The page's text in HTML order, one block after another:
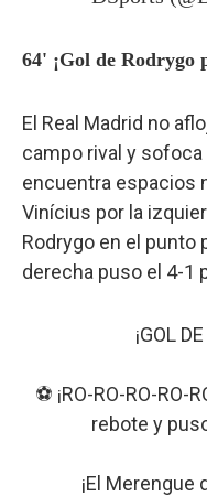
64' ¡Gol de
El Real Madrid no
campo rival y sofoca
encuentra espacios
Vinícius por la
Rodrygo en el punto
derecha puso el 4-1
¡GOL
⚽ ¡RO-RO-RO-RO-
rebote y
¡El Merengue